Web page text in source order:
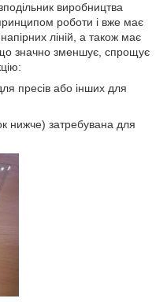
виробництва
роботи і вже має
ліній, а також має
значно зменшує, спрощує
пресів або інших для
нижче) затребувана для